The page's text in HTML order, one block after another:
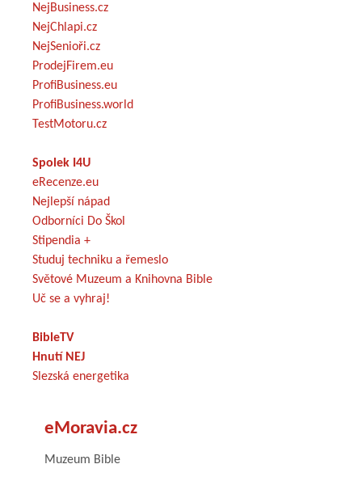
NejBusiness.cz
NejChlapi.cz
NejSenioři.cz
ProdejFirem.eu
ProfiBusiness.eu
ProfiBusiness.world
TestMotoru.cz
Spolek I4U
eRecenze.eu
Nejlepší nápad
Odborníci Do Škol
Stipendia +
Studuj techniku a řemeslo
Světové Muzeum a Knihovna Bible
Uč se a vyhraj!
BibleTV
Hnutí NEJ
Slezská energetika
eMoravia.cz
Muzeum Bible